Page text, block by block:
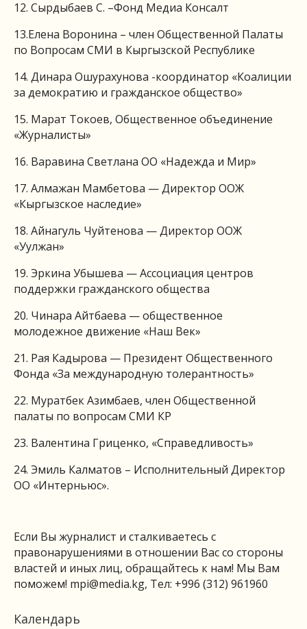
12. Сырдыбаев С. –Фонд Медиа Консалт
13.Елена Воронина – член Общественной Палаты
по Вопросам СМИ в Кыргызской Республике
14. Динара Ошурахунова -координатор «Коалиции
за демократию и гражданское общество»
15. Марат Токоев, Общественное объединение
«Журналисты»
16. Варавина Светлана ОО «Надежда и Мир»
17. Алмажан Мамбетова — Директор ООЖ
«Кыргызское наследие»
18. Айнагуль Чуйтенова — Директор ООЖ
«Уулжан»
19. Эркина Убышева — Ассоциация центров
поддержки гражданского общества
20. Чинара Айтбаева — общественное
молодежное движение «Наш Век»
21. Рая Кадырова — Президент Общественного
Фонда «За международную толерантность»
22. Муратбек Азимбаев, член Общественной
палаты по вопросам СМИ КР
23. Валентина Гриценко, «Справедливость»
24. Эмиль Калматов – Исполнительный Директор
ОО «Интерньюс».
Если Вы журналист и сталкиваетесь с
правонарушениями в отношении Вас со стороны
властей и иных лиц, обращайтесь к нам! Мы Вам
поможем! mpi@media.kg, Тел: +996 (312) 961960
Календарь